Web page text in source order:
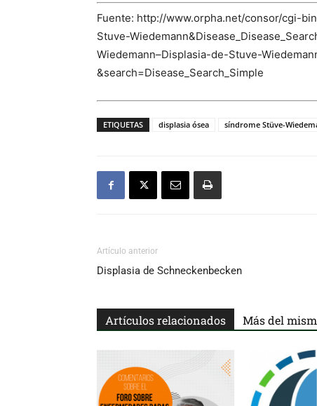
Fuente: http://www.orpha.net/consor/cgi-
Stuve-
Wiedemann–Displasia-de-Stuve-
&search=Disease_Search_Simple
ETIQUETAS displasia ósea síndrome Stüve-
Artículo anterior
Displasia de Schneckenbecken
Artículos relacionados Más del